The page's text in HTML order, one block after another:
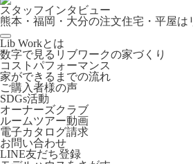
スタッフインタビュー
熊本・福岡・大分の注文住宅・平屋は
Lib Workとは
数字で見るリブワークの家づくり
コストパフォーマンス
家ができるまでの流れ
ご購入者様の声
SDGs活動
オーナーズクラブ
ルームツアー動画
電子カタログ請求
お問い合わせ
LINE友だち登録